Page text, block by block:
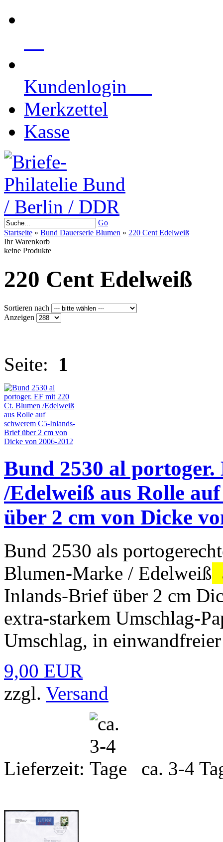
Kundenlogin
Merkzettel
Kasse
Go
Startseite » Bund Dauerserie Blumen » 220 Cent Edelweiß
Ihr Warenkorb
keine Produkte
220 Cent Edelweiß
Sortieren nach
Anzeigen
Seite: 1
Bund 2530 al
/Edelweiß aus Rolle
über 2 cm von Dicke
Bund 2530 als
Blumen-Marke / Edelweiß
Inlands-Brief über 2 cm
extra-starkem Umschlag-
Umschlag, in
9,00 EUR
zzgl. Versand
Lieferzeit: ca. 3-4